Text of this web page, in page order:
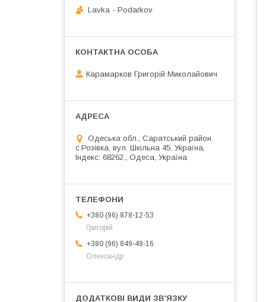
Lavka - Podarkov
Карамарков Григорій Миколайович
Одеська обл., Саратський район.
с.Розівка, вул. Шкільна 45, Україна,
Індекс: 68262., Одеса, Україна
+380 (96) 878-12-53
Григорій
+380 (96) 849-49-16
Олександр